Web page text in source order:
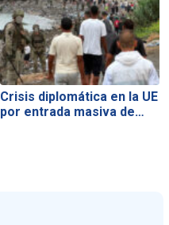
Crisis diplomática en la UE
por entrada masiva de…